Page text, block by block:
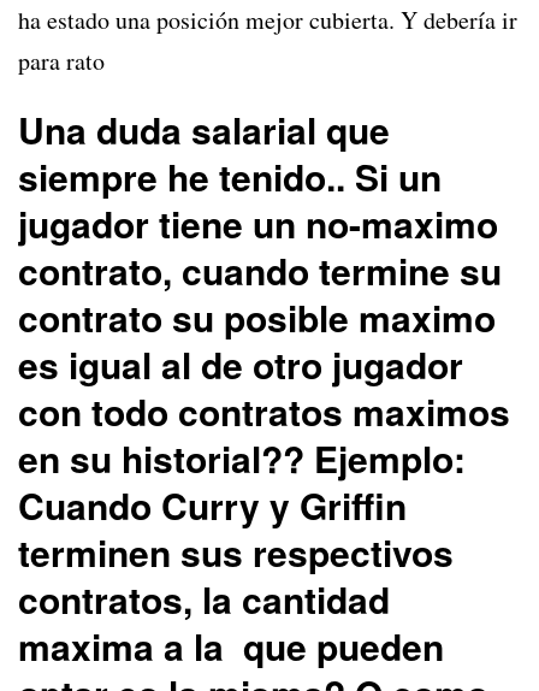
ha estado una posición mejor cubierta. Y debería ir
para rato
Una duda salarial que
siempre he tenido.. Si un
jugador tiene un no-maximo
contrato, cuando termine su
contrato su posible maximo
es igual al de otro jugador
con todo contratos maximos
en su historial?? Ejemplo:
Cuando Curry y Griffin
terminen sus respectivos
contratos, la cantidad
maxima a la que pueden